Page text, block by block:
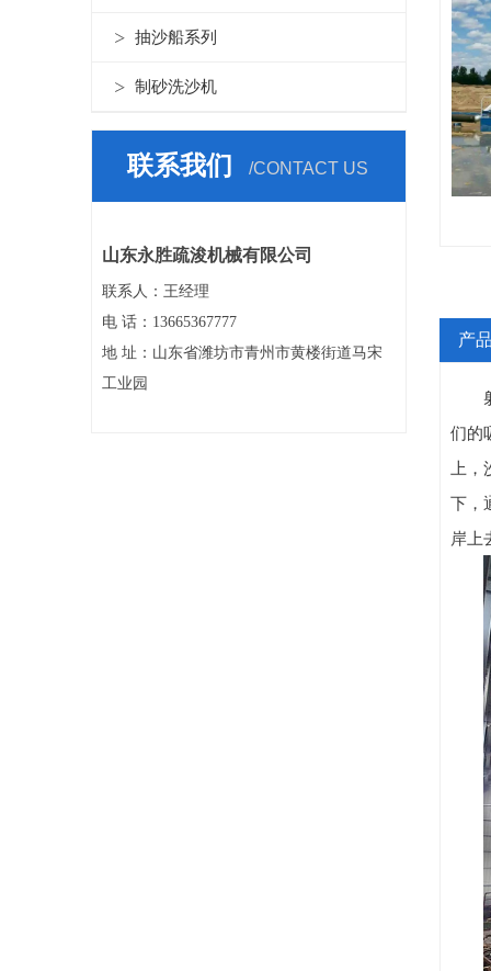
抽沙船系列
制砂洗沙机
联系我们 /CONTACT US
山东永胜疏浚机械有限公司
联系人：王经理
电 话：13665367777
地 址：山东省潍坊市青州市黄楼街道马宋
工业园
产
们的
上，
下，
岸上